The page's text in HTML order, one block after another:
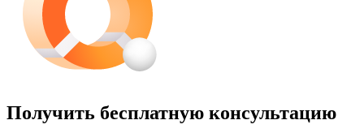
Получить бесплатную консультацию